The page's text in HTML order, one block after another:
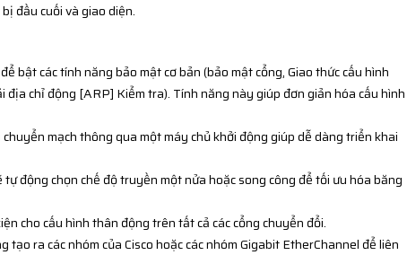
đầu cuối và giao diện.
bật các tính năng bảo mật cơ bản (bảo mật cổng, Giao thức cấu hình
địa chỉ động [ARP] Kiểm tra). Tính năng này giúp đơn giản hóa cấu hình
mạch thông qua một máy chủ khởi động giúp dễ dàng triển khai
động chọn chế độ truyền một nửa hoặc song công để tối ưu hóa băng
cho cấu hình thân động trên tất cả các cổng chuyển đổi.
ra các nhóm của Cisco hoặc các nhóm Gigabit EtherChannel để liên